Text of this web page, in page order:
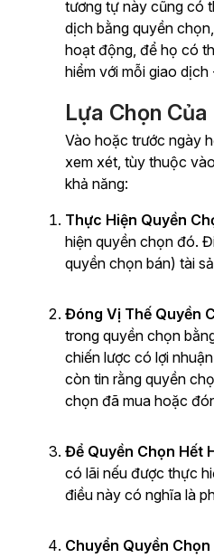
tương tự này cũng có
dịch bằng quyền
hoạt động, để họ có
hiểm với mỗi giao
Lựa Chọn
Vào hoặc trước ngày
xem xét, tùy thuộc
khả năng:
Thực Hiện Quyền
hiện quyền chọn đó.
quyền chọn bán) tài
Đóng Vị Thế Quyền
trong quyền chọn
chiến lược có lợi
còn tin rằng quyền
chọn đã mua hoặc
Để Quyền Chọn Hết
có lãi nếu được thực
điều này có nghĩa là
Chuyển Quyền Chọn